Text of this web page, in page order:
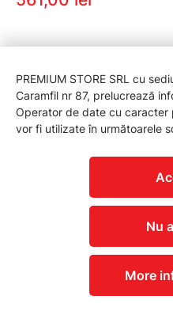
1600A036Z6 Acumulator
847,00 lei
PREMIUM STORE SRL cu
Caramfil nr 87, prelucrează
Operator de date cu caracter
vor fi utilizate în următoarele
Nu
More